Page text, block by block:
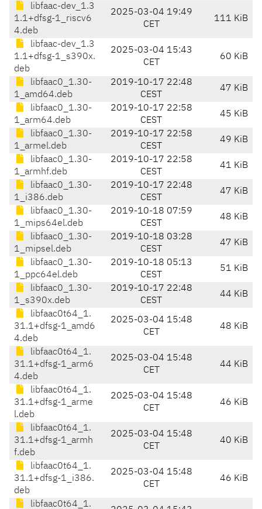
libfaac-dev_1.3
1.1+dfsg-1_riscv6
4.deb
2025-03-04 19:49
CET
111 KiB
libfaac-dev_1.3
1.1+dfsg-1_s390x.
deb
2025-03-04 15:43
CET
60 KiB
libfaac0_1.30-
1_amd64.deb
2019-10-17 22:48
CEST
47 KiB
libfaac0_1.30-
1_arm64.deb
2019-10-17 22:58
CEST
45 KiB
libfaac0_1.30-
1_armel.deb
2019-10-17 22:58
CEST
49 KiB
libfaac0_1.30-
1_armhf.deb
2019-10-17 22:58
CEST
41 KiB
libfaac0_1.30-
1_i386.deb
2019-10-17 22:48
CEST
47 KiB
libfaac0_1.30-
1_mips64el.deb
2019-10-18 07:59
CEST
48 KiB
libfaac0_1.30-
1_mipsel.deb
2019-10-18 03:28
CEST
47 KiB
libfaac0_1.30-
1_ppc64el.deb
2019-10-18 05:13
CEST
51 KiB
libfaac0_1.30-
1_s390x.deb
2019-10-17 22:48
CEST
44 KiB
libfaac0t64_1.
31.1+dfsg-1_amd6
4.deb
2025-03-04 15:48
CET
48 KiB
libfaac0t64_1.
31.1+dfsg-1_arm6
4.deb
2025-03-04 15:48
CET
44 KiB
libfaac0t64_1.
31.1+dfsg-1_arme
l.deb
2025-03-04 15:48
CET
46 KiB
libfaac0t64_1.
31.1+dfsg-1_armh
f.deb
2025-03-04 15:48
CET
40 KiB
libfaac0t64_1.
31.1+dfsg-1_i386.
deb
2025-03-04 15:48
CET
46 KiB
libfaac0t64_1.